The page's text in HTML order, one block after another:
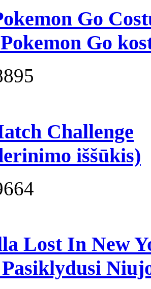
Go
Go
Challenge
iššūkis)
Lost In New
Pasiklydusi